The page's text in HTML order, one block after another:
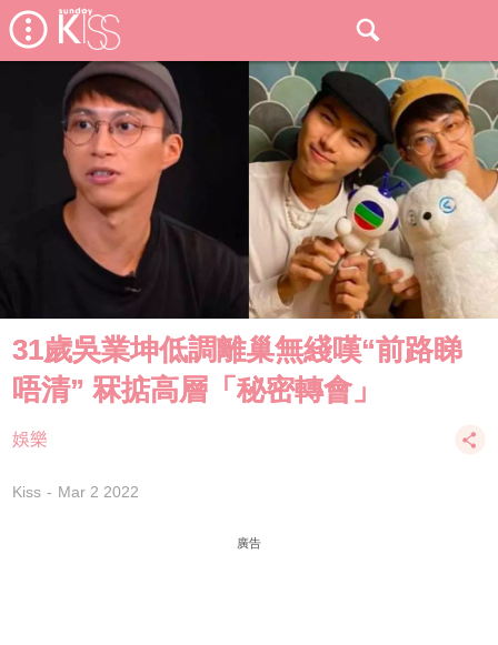
31歲吳業坤低調離巢無綫嘆“前路睇
唔清” 冧掂高層「秘密轉會」
娛樂
Kiss Mar 2 2022
廣告